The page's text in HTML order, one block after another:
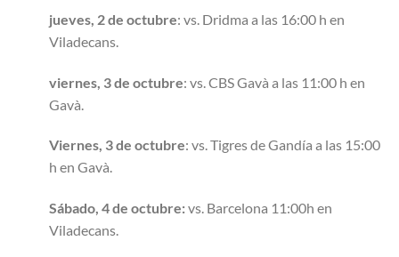
jueves, 2 de octubre: vs. Dridma a las 16:00 h en
Viladecans
viernes, 3 de octubre: vs. CBS Gavà a las 11:00 h en
Gavà
Viernes, 3 de octubre: vs. Tigres de Gandía a las 15:00
h en Gavà.
Sábado, 4 de octubre:vs. Barcelona 11:00h en
Viladecans.